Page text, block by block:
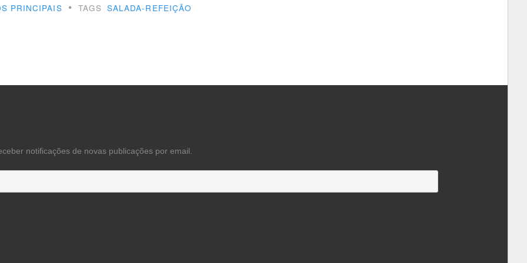
PRINCIPAIS • TAGS SALADA-REFEIÇÃO
notificações de novas publicações por email.